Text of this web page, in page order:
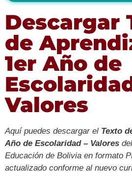
Descargar
de
1er Año de
Valores
Aquí puedes descargar el Texto
Año de Escolaridad – Valores
Educación de Bolivia en formato
actualizado conforme al nuevo